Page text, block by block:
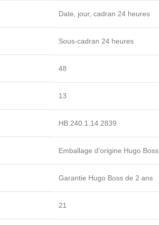
Date, jour, cadran 24 heures
Sous-cadran 24 heures
48
13
HB.240.1.14.2839
Emballage d’origine Hugo Boss
Garantie Hugo Boss de 2 ans
21